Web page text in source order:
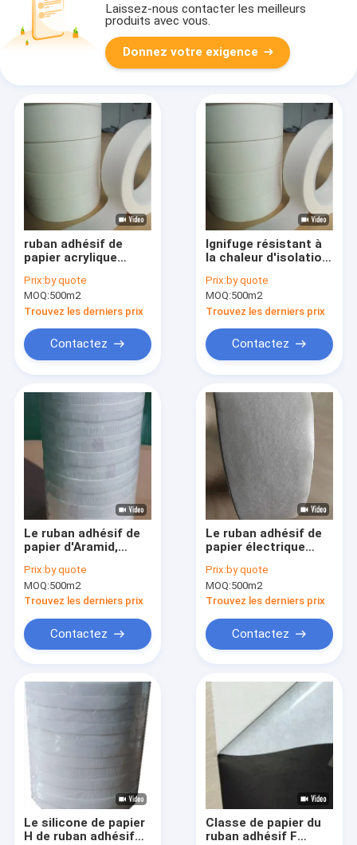
Produits
Contrôle de qualité
Laissez-nous contacter les meilleurs
produits avec vous.
Donnez votre exigence
ruban adhésif de
papier acrylique
0.10mm Aramid
Prix:by quote
MOQ:500m2
Trouvez les derniers prix
Contactez
Ignifuge résistant à
la chaleur d'isolation
papier d'Aramid
Prix:by quote
MOQ:500m2
Trouvez les derniers prix
Contactez
Le ruban adhésif de
papier d'Aramid,
du ruban adhésif F de
Nomex
Prix:by quote
MOQ:500m2
Trouvez les derniers prix
Contactez
Le ruban adhésif de
papier électrique
d'Aramid de
catégorie de H
remplacent la bande
Prix:by quote
MOQ:500m2
Trouvez les derniers prix
Contactez
Le silicone de papier
H de ruban adhésif
Classe de papier du
ruban adhésif F